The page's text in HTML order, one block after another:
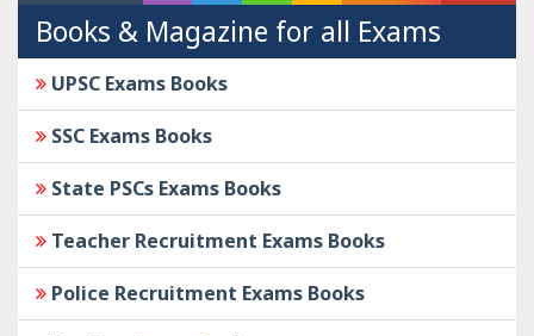
Books & Magazine for all Exams
UPSC Exams Books
SSC Exams Books
State PSCs Exams Books
Teacher Recruitment Exams Books
Police Recruitment Exams Books